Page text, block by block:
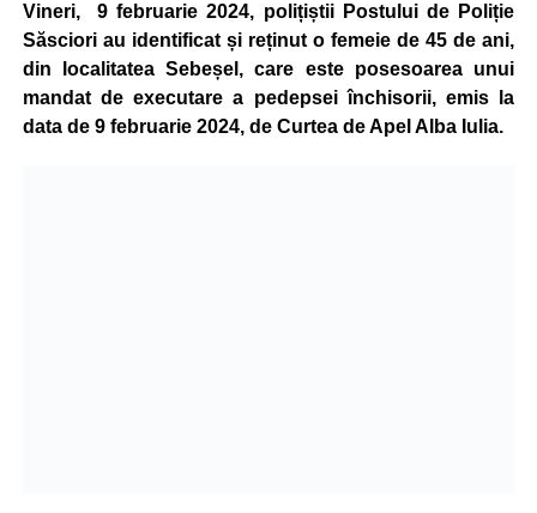
Vineri, 9 februarie 2024, polițiștii Postului de Poliție
Săsciori au identificat și reținut o femeie de 45 de ani,
din localitatea Sebeșel, care este posesoarea unui
mandat de executare a pedepsei închisorii, emis la
data de 9 februarie 2024, de Curtea de Apel Alba Iulia.